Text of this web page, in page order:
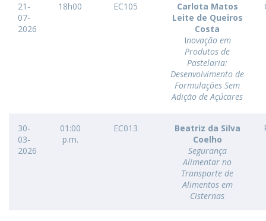
21-
07-
2026
18h00 EC105
Carlota Matos
Leite de Queiros
Costa
Inovação em
Produtos de
Pastelaria:
Desenvolvimento de
Formulações Sem
Adição de Açúcares
30-
03-
2026
01:00
p.m.
EC013
Beatriz da Silva
Coelho
Segurança
Alimentar no
Transporte de
Alimentos em
Cisternas